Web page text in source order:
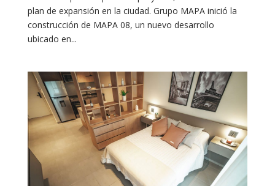
plan de expansión en la ciudad. Grupo MAPA inició la
construcción de MAPA 08, un nuevo desarrollo
ubicado en...